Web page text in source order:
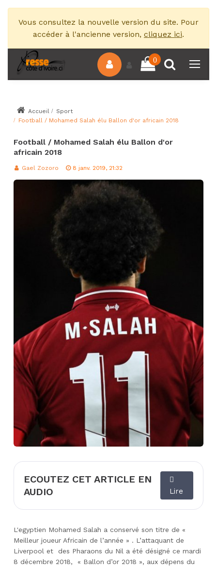
Vous consultez la nouvelle version du site. Pour
accéder à l'ancienne version, cliquez ici.
0
Accueil
Sport
Football / Mohamed Salah élu Ballon d'or africain 2018
Football / Mohamed Salah élu Ballon d'or
africain 2018
Gael Zozoro 8 janv. 2019, 21:32
ECOUTEZ CET ARTICLE EN
AUDIO
Lire
L'egyptien Mohamed Salah a conservé son titre de «
Meilleur joueur Africain de l’année » . L’attaquant de
Liverpool et des Pharaons du Nil a été désigné ce mardi
8 décembre 2018, « Ballon d’or 2018 », aux dépens du